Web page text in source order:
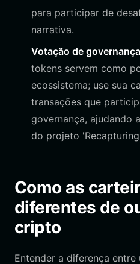
para participar de
narrativa.
Votação de
tokens servem como
ecossistema; use sua
transações que
governança, ajudando
do projeto
Como as
diferentes de
cripto
Entender a diferença